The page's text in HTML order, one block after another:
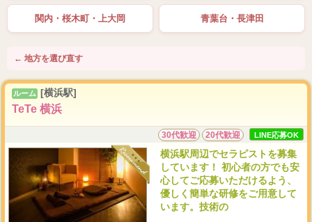
関内・桜木町・上大岡 青葉台・長津田
← 地方を選び直す
ルーム [横浜駅]
TeTe 横浜
30代歓迎 20代歓迎 LINE応募OK
横浜駅周辺でセラピストを募集
しています！ 初心者の方でも安
心してご応募いただけるよう、
優しく簡単な研修をご用意して
います。技術の